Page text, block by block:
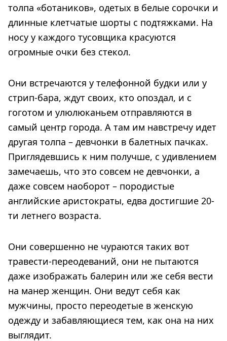
толпа «ботаников», одетых в белые сорочки и
длинные клетчатые шорты с подтяжками. На
носу у каждого тусовщика красуются
огромные очки без стекол.
Они встречаются у телефонной будки или у
стрип-бара, ждут своих, кто опоздал, и с
гоготом и улюлюканьем отправляются в
самый центр города. А там им навстречу идет
другая толпа – девчонки в балетных пачках.
Приглядевшись к ним получше, с удивлением
замечаешь, что это совсем не девчонки, а
даже совсем наоборот – породистые
английские аристократы, едва достигшие 20-
ти летнего возраста.
Они совершенно не чураются таких вот
травести-переодеваний, они не пытаются
даже изображать балерин или же себя вести
на манер женщин. Они ведут себя как
мужчины, просто переодетые в женскую
одежду и забавляющиеся тем, как она на них
выглядит.